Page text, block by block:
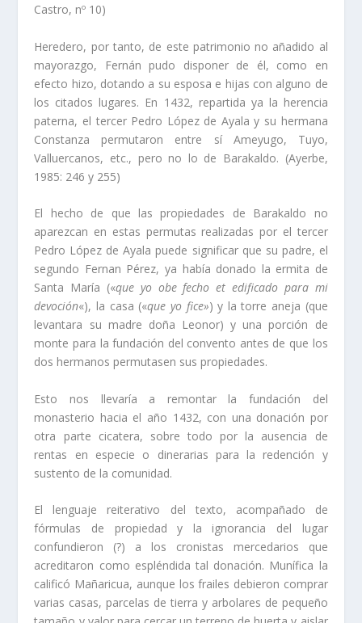
Castro, nº 10)
Heredero, por tanto, de este patrimonio no añadido al
mayorazgo, Fernán pudo disponer de él, como en
efecto hizo, dotando a su esposa e hijas con alguno de
los citados lugares. En 1432, repartida ya la herencia
paterna, el tercer Pedro López de Ayala y su hermana
Constanza permutaron entre sí­ Ameyugo, Tuyo,
Valluercanos, etc., pero no lo de Barakaldo. (Ayerbe,
1985: 246 y 255)
El hecho de que las propiedades de Barakaldo no
aparezcan en estas permutas realizadas por el tercer
Pedro López de Ayala puede significar que su padre, el
segundo Fernan Pérez, ya habí­a donado la ermita de
Santa Marí­a («que yo obe fecho et edificado para mi
devoción«), la casa («que yo fice») y la torre aneja (que
levantara su madre doña Leonor) y una porción de
monte para la fundación del convento antes de que los
dos hermanos permutasen sus propiedades.
Esto nos llevarí­a a remontar la fundación del
monasterio hacia el año 1432, con una donación por
otra parte cicatera, sobre todo por la ausencia de
rentas en especie o dinerarias para la redención y
sustento de la comunidad.
El lenguaje reiterativo del texto, acompañado de
fórmulas de propiedad y la ignorancia del lugar
confundieron (?) a los cronistas mercedarios que
acreditaron como espléndida tal donación. Muní­fica la
calificó Mañaricua, aunque los frailes debieron comprar
varias casas, parcelas de tierra y arbolares de pequeño